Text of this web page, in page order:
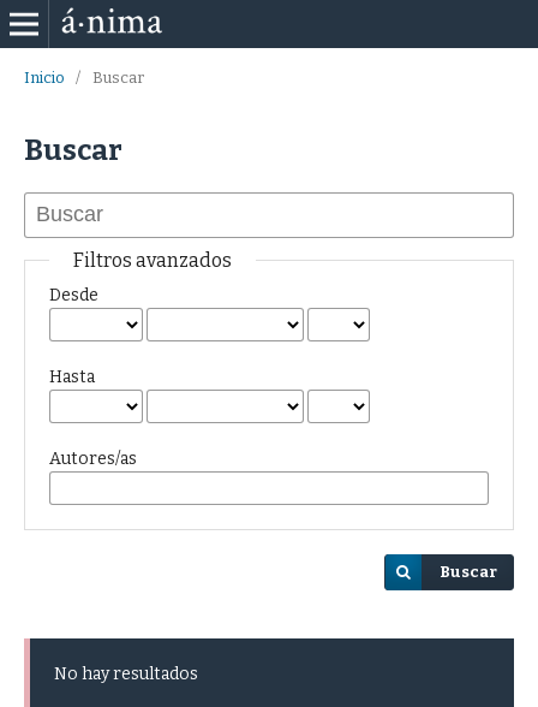
Inicio / Buscar
Buscar
Filtros avanzados
Desde
Hasta
Autores/as
Buscar
No hay resultados